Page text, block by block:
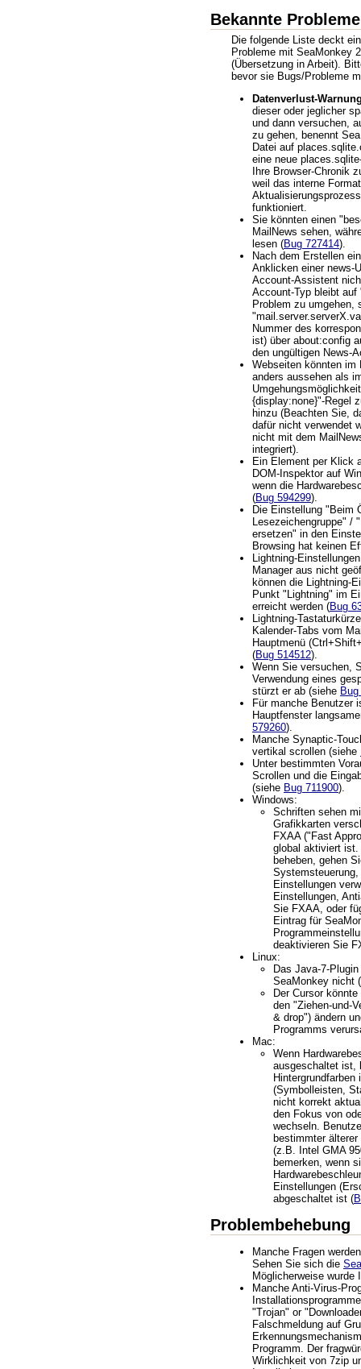
Bekannte Probleme
Die folgende Liste deckt
Probleme mit SeaMonkey
(Übersetzung in Arbeit).
bevor sie Bugs/Probleme
Datenverlust-
dieser oder jeglicher
und dann versuchen,
zu gehen, benennt
Datei auf
eine neue
Ihre Browser-Chronik
weil das interne
funktioniert.
Sie könnten einen
MailNews sehen,
lesen (Bug 727414).
Nach dem Erstellen
Anklicken einer news-
Account-Assistent
Account-Typ bleibt
Problem zu umgehen,
Nummer des
ist) über about:config
den ungültigen News-
Webseiten könnten im
anders aussehen als
{display:none}"-Regel
hinzu (Beachten Sie,
dafür nicht verwendet
nicht mit dem
integriert).
Ein Element per Klick
DOM-Inspektor auf
wenn die
(Bug 594299).
Die Einstellung "Beim
Lesezeichengruppe" /
ersetzen" in den
Browsing hat keinen
Lightning-
Manager aus nicht
können die Lightning-
Punkt "Lightning" im
erreicht werden (Bug
Lightning-
Kalender-Tabs vom
Hauptmenü
(Bug 514512).
Wenn Sie versuchen,
Verwendung eines
stürzt er ab (siehe
Für manche Benutzer
Hauptfenster
579260).
Manche Synaptic-
vertikal scrollen (siehe
Unter bestimmten
Scrollen und die
(siehe Bug 711900).
Windows:
Schriften sehen
Grafikkarten
FXAA ("Fast
global aktiviert
beheben, gehen
Einstellungen
Einstellungen,
Sie FXAA, oder
Eintrag für
deaktivieren Sie
Linux:
Das Java-7-
SeaMonkey nicht (
Der Cursor
den "Ziehen-und-
& drop") ändern
Programms
Mac:
Wenn
ausgeschaltet ist,
(Symbolleisten,
nicht korrekt
den Fokus von
wechseln.
bestimmter
(z.B. Intel GMA
bemerken, wenn
Einstellungen
abgeschaltet ist (
Problembehebung
Manche Fragen
Sehen Sie sich die
Möglicherweise
Manche Anti-Virus-
"Trojan" or
Falschmeldung auf
Programm. Der
Wirklichkeit von 7zip